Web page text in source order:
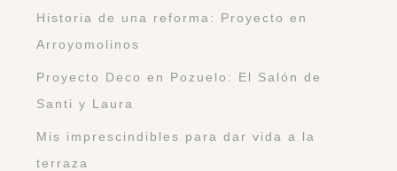
Historia de una reforma: Proyecto en
Arroyomolinos
Proyecto Deco en Pozuelo: El Salón de
Santi y Laura
Mis imprescindibles para dar vida a la
terraza